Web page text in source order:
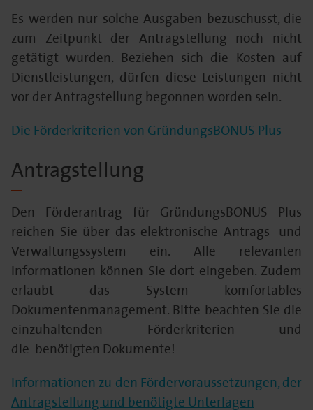
Es werden nur solche Ausgaben bezuschusst, die
zum Zeitpunkt der Antragstellung noch nicht
getätigt wurden. Beziehen sich die Kosten auf
Dienstleistungen, dürfen diese Leistungen nicht
vor der Antragstellung begonnen worden sein.
Die Förderkriterien von GründungsBONUS Plus
Antragstellung
Den Förderantrag für GründungsBONUS Plus
reichen Sie über das elektronische Antrags- und
Verwaltungssystem ein. Alle relevanten
Informationen können Sie dort eingeben. Zudem
erlaubt das System komfortables
Dokumentenmanagement. Bitte beachten Sie die
einzuhaltenden Förderkriterien und
die benötigten Dokumente!
Informationen zu den Fördervoraussetzungen, der
Antragstellung und benötigte Unterlagen